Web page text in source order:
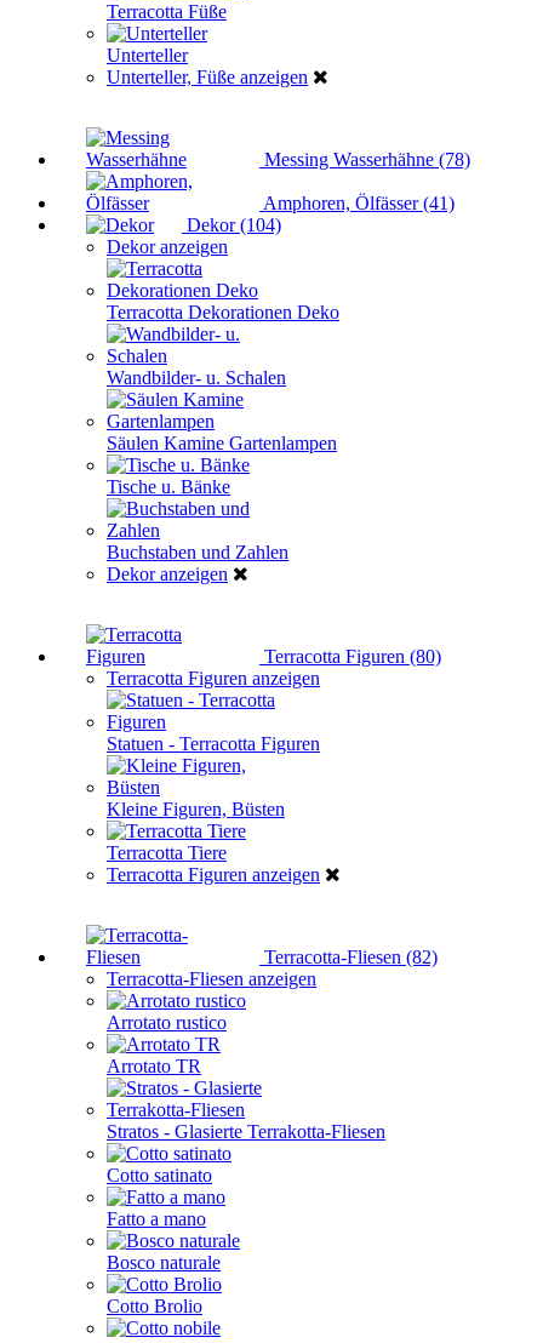
Terracotta Füße
Unterteller
Unterteller, Füße anzeigen
Messing Wasserhähne (78)
Amphoren, Ölfässer (41)
Dekor (104)
Dekor anzeigen
Terracotta Dekorationen Deko
Wandbilder- u. Schalen
Säulen Kamine Gartenlampen
Tische u. Bänke
Buchstaben und Zahlen
Dekor anzeigen
Terracotta Figuren (80)
Terracotta Figuren anzeigen
Statuen - Terracotta Figuren
Kleine Figuren, Büsten
Terracotta Tiere
Terracotta Figuren anzeigen
Terracotta-Fliesen (82)
Terracotta-Fliesen anzeigen
Arrotato rustico
Arrotato TR
Stratos - Glasierte Terrakotta-Fliesen
Cotto satinato
Fatto a mano
Bosco naturale
Cotto Brolio